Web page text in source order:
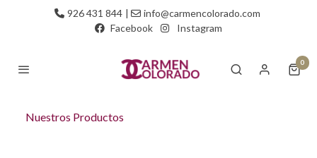
926 431 844 |
info@carmencolorado.com
Facebook
Instagram
0
Nuestros Productos